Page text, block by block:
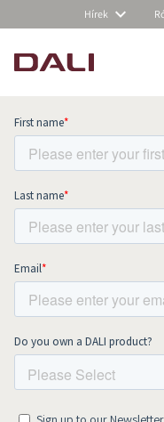
Hírek
Subscribe to
up to date with